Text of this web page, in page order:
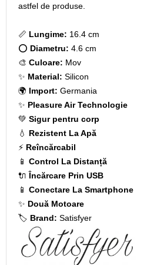
astfel de produse.
📏 Lungime: 16.4 cm
⭕ Diametru: 4.6 cm
🎨 Culoare: Mov
✨ Material: Silicon
🌍 Import: Germania
✨ Pleasure Air Technologie
💚 Sigur pentru corp
💧 Rezistent La Apă
⚡ Reîncărcabil
📱 Control La Distanță
🔌 Încărcare Prin USB
📱 Conectare La Smartphone
✨ Două Motoare
🏷️ Brand: Satisfyer